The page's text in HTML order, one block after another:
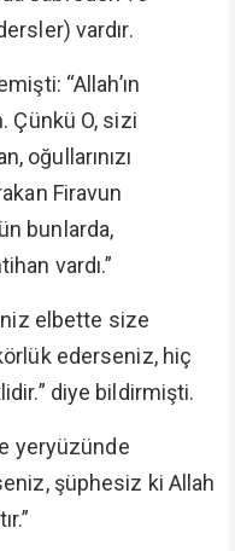
vardır.
“Allah’ın
Çünkü O, sizi
oğullarınızı
Firavun
bunlarda,
vardı.”
elbette size
ederseniz, hiç
diye bildirmişti.
yeryüzünde
şüphesiz ki Allah